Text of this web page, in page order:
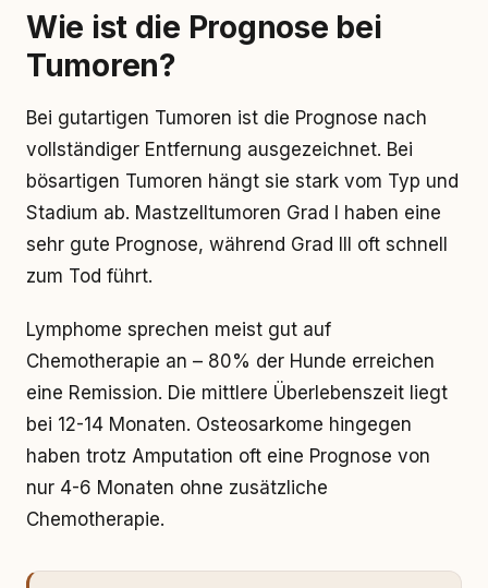
Wie ist die Prognose bei
Tumoren?
Bei gutartigen Tumoren ist die Prognose nach
vollständiger Entfernung ausgezeichnet. Bei
bösartigen Tumoren hängt sie stark vom Typ und
Stadium ab. Mastzelltumoren Grad I haben eine
sehr gute Prognose, während Grad III oft schnell
zum Tod führt.
Lymphome sprechen meist gut auf
Chemotherapie an – 80% der Hunde erreichen
eine Remission. Die mittlere Überlebenszeit liegt
bei 12-14 Monaten. Osteosarkome hingegen
haben trotz Amputation oft eine Prognose von
nur 4-6 Monaten ohne zusätzliche
Chemotherapie.